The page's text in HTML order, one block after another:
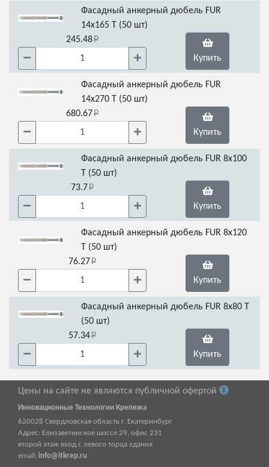
Фасадный анкерный дюбель FUR
14x165 Т (50 шт)
245.48
Купить
Фасадный анкерный дюбель FUR
14x270 Т (50 шт)
680.67
Купить
Фасадный анкерный дюбель FUR 8x100
Т (50 шт)
73.7
Купить
Фасадный анкерный дюбель FUR 8x120
Т (50 шт)
76.27
Купить
Фасадный анкерный дюбель FUR 8x80 Т
(50 шт)
57.34
Купить
Цены на сайте не являются публичной офертой
Инновационные Технологии Крепежа
620028 Свердловская область г. Екатеринбург
Адрес: Елизаветинское шоссе 29, офис 231
второй этаж вход с левого торца здания
email: info@itkrep.ru